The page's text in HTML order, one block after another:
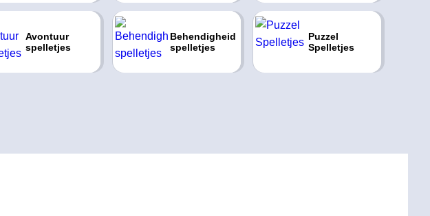
Avontuur
spelletjes
Behendigheid
spelletjes
Puzzel
Spelletjes